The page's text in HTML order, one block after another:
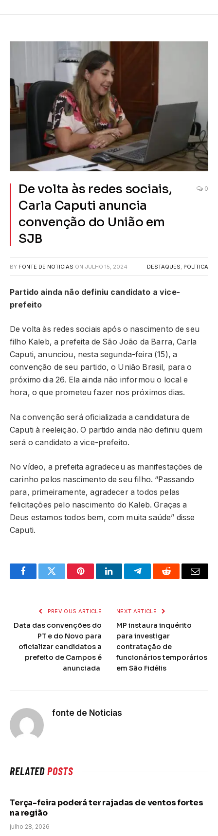
De volta às redes sociais,
Carla Caputi anuncia
convenção do União em
SJB
0
BY FONTE DE NOTICIAS ON JULHO 15, 2024 DESTAQUES POLÍTICA
Partido ainda não definiu candidato a vice-
prefeito
De volta às redes sociais após o nascimento de seu
filho Kaleb, a prefeita de São João da Barra, Carla
Caputi, anunciou, nesta segunda-feira (15), a
convenção de seu partido, o União Brasil, para o
próximo dia 26. Ela ainda não informou o local e
hora, o que prometeu fazer nos próximos dias.
Na convenção será oficializada a candidatura de
Caputi à reeleição. O partido ainda não definiu quem
será o candidato a vice-prefeito.
No vídeo, a prefeita agradeceu as manifestações de
carinho pelos nascimento de seu filho. “Passando
para, primeiramente, agradecer a todos pelas
felicitações pelo nascimento do Kaleb. Graças a
Deus estamos todos bem, com muita saúde” disse
Caputi.
FacebookTwitter PinterestLinkedInTelegramReddit Email
PREVIOUS ARTICLE
Data das convenções do
PT e do Novo para
oficializar candidatos a
prefeito de Campos é
anunciada
NEXT ARTICLE
MP instaura inquérito
para investigar
contratação de
funcionários temporários
em São Fidélis
fonte de Noticias
RELATEDPOSTS
Terça-feira poderá ter rajadas de ventos fortes
na região
julho 28, 2026